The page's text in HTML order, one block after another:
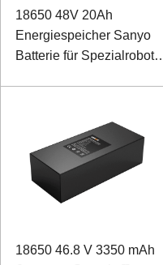
18650 48V 20Ah
Energiespeicher Sanyo
Batterie für
18650 46.8 V 3350 mAh